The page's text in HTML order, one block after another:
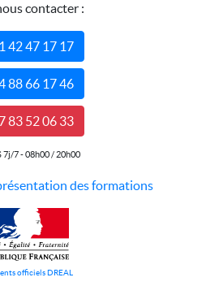
contacter :
42 47 17 17
88 66 17 46
83 52 06 33
7j/7 - 08h00 / 20h00
des formations
officiels DREAL